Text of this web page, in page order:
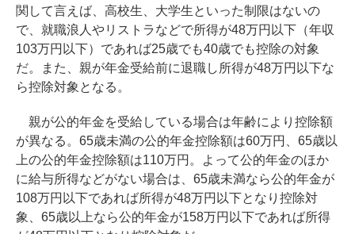
関して言えば、高校生、大学生といった制限はないの
で、就職浪人やリストラなどで所得が48万円以下（年収
103万円以下）であれば25歳でも40歳でも控除の対象
だ。また、親が年金受給前に退職し所得が48万円以下な
ら控除対象となる。
親が公的年金を受給している場合は年齢により控除額
が異なる。65歳未満の公的年金控除額は60万円、65歳以
上の公的年金控除額は110万円。よって公的年金のほか
に給与所得などがない場合は、65歳未満なら公的年金が
108万円以下であれば所得が48万円以下となり控除対
象、65歳以上なら公的年金が158万円以下であれば所得